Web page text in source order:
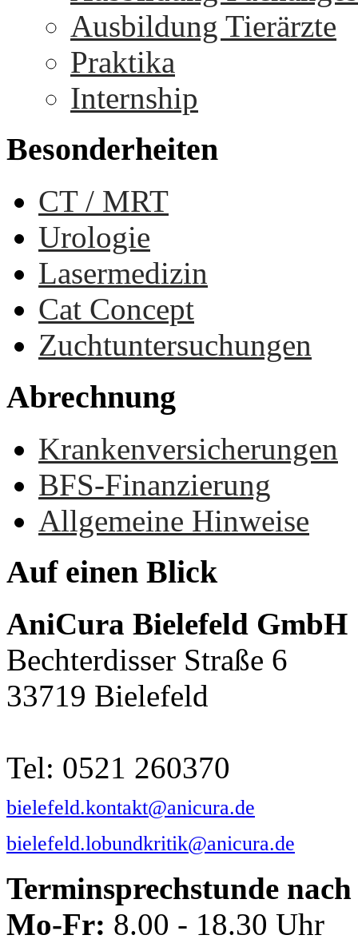
Ausbildung Tierärzte
Praktika
Internship
Besonderheiten
CT / MRT
Urologie
Lasermedizin
Cat Concept
Zuchtuntersuchungen
Abrechnung
Krankenversicherungen
BFS-Finanzierung
Allgemeine Hinweise
Auf einen Blick
AniCura Bielefeld GmbH
Bechterdisser Straße 6
33719 Bielefeld
Tel: 0521 260370
bielefeld.kontakt@anicura.de
bielefeld.lobundkritik@anicura.de
Terminsprechstunde
Mo-Fr: 8.00 - 18.30 Uhr